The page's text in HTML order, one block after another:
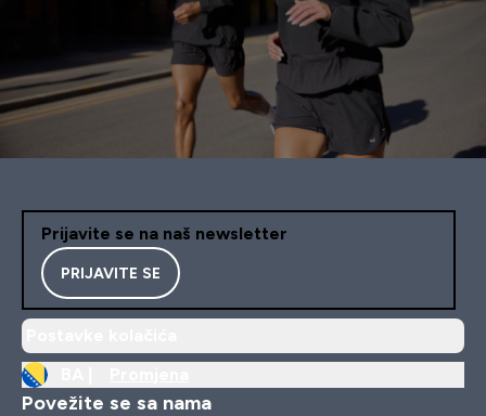
Prijavite se na naš newsletter
PRIJAVITE SE
Povežite se sa nama